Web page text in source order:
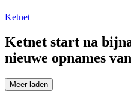
Ketnet
Ketnet start na
nieuwe opnames
Meer laden